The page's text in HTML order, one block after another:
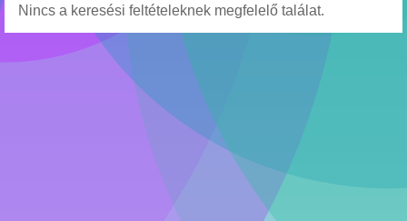
Nincs a keresési feltételeknek megfelelő találat.